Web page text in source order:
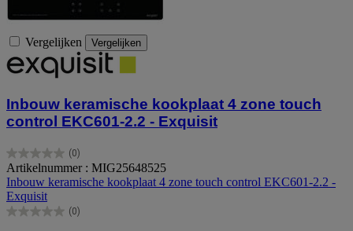
Vergelijken Vergelijken
Inbouw keramische kookplaat 4 zone touch
control EKC601-2.2 - Exquisit
(0)
0.0
van
de
5
sterren.
Artikelnummer : MIG25648525
Inbouw keramische kookplaat 4 zone touch control EKC601-2.2 -
Exquisit
(0)
0.0